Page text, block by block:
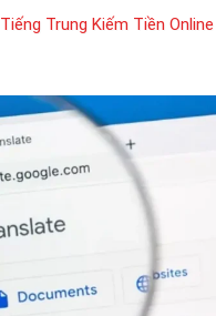
Trung Kiếm Tiền Online